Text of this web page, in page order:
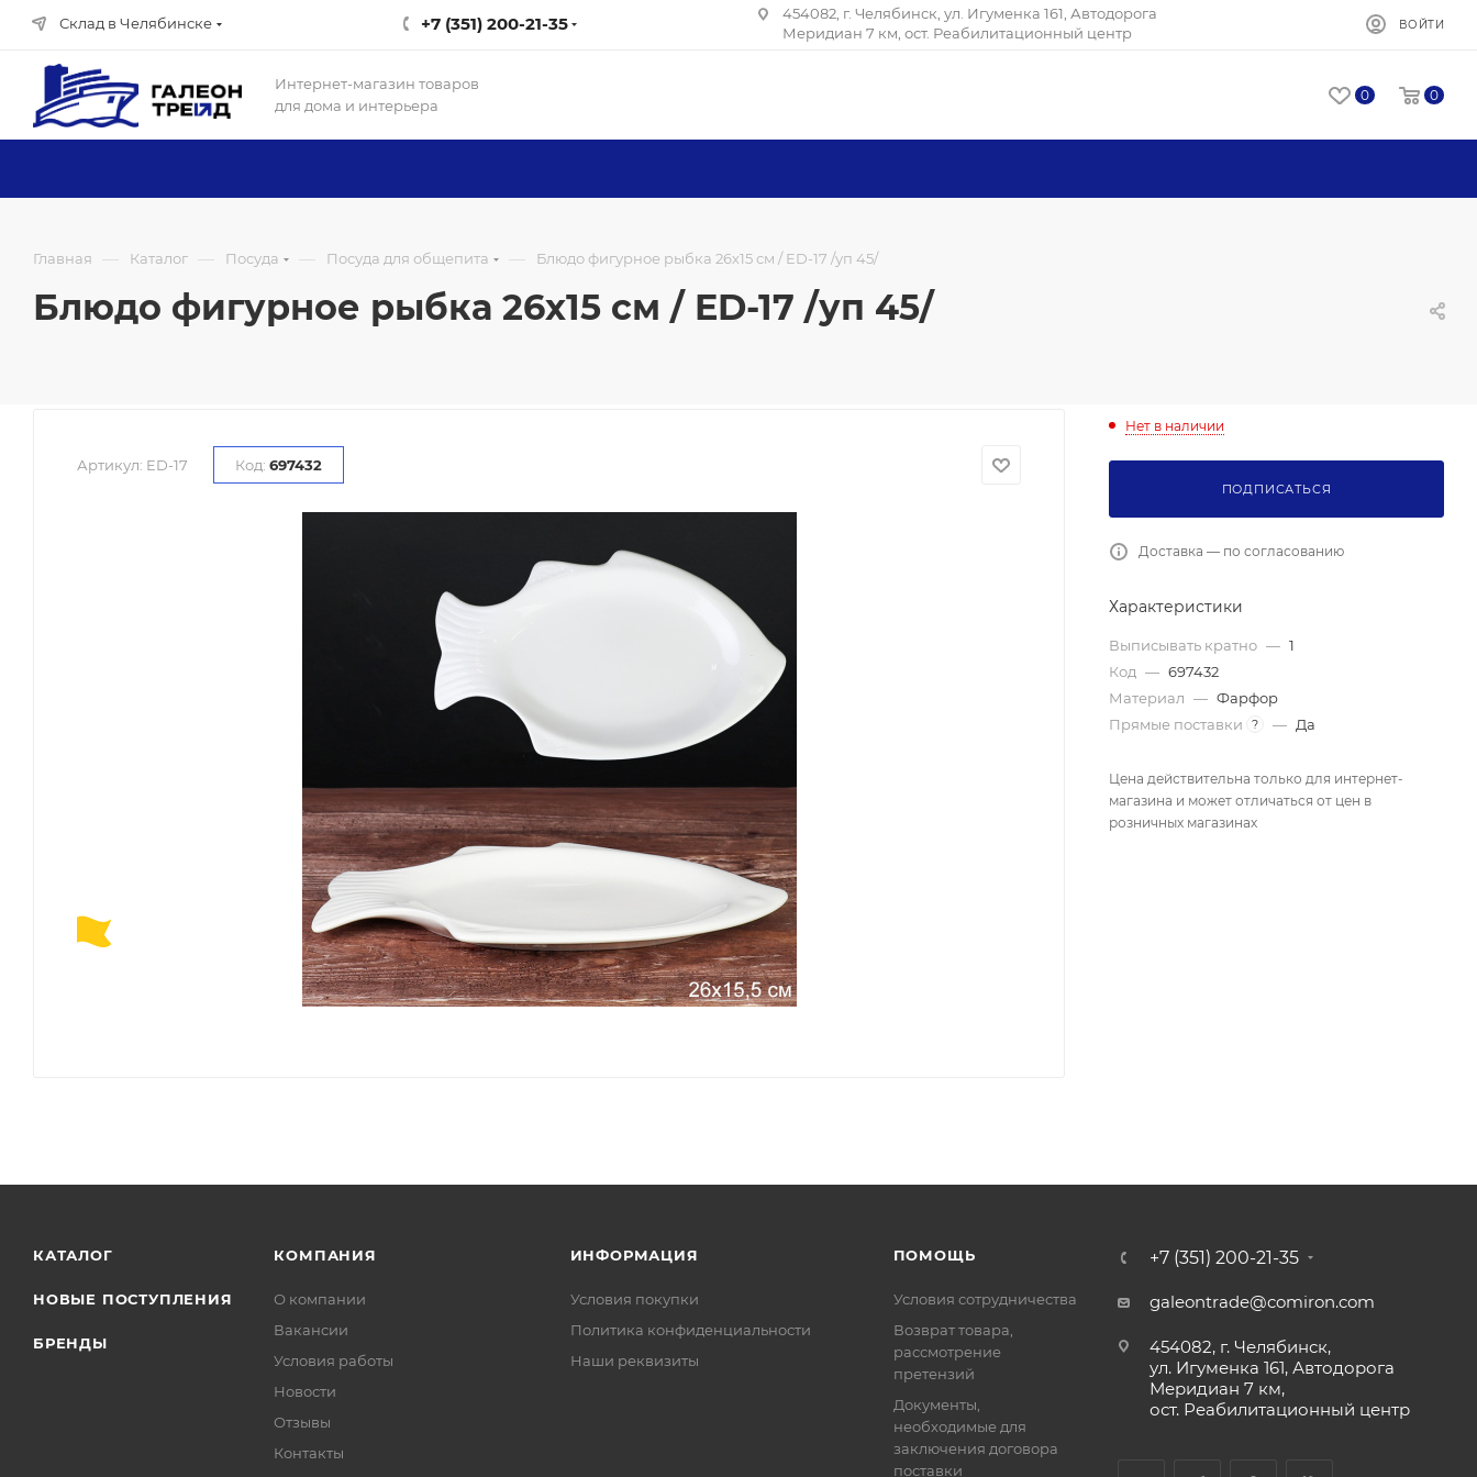
Склад в Челябинске +7 (351) 200-21-35
454082, г. Челябинск, ул. Игуменка 161, Автодорога
Меридиан 7 км, ост. Реабилитационный центр
ВОЙТИ
Интернет-магазин товаров
для дома и интерьера
0 0
Главная — Каталог — Посуда — Посуда для общепита — Блюдо фигурное рыбка 26х15 см / ED-17 /уп 45/
Блюдо фигурное рыбка 26х15 см / ED-17 /уп 45/
Артикул: ED-17 Код: 697432
Нет в наличии
ПОДПИСАТЬСЯ
Доставка — по согласованию
Характеристики
Выписывать кратно — 1
Код — 697432
Материал — Фарфор
Прямые поставки
? — Да
Цена действительна только для интернет-
магазина и может отличаться от цен в
розничных магазинах
КАТАЛОГ
НОВЫЕ ПОСТУПЛЕНИЯ
БРЕНДЫ
КОМПАНИЯ
О компании
Вакансии
Условия работы
Новости
Отзывы
Контакты
ИНФОРМАЦИЯ
Условия покупки
Политика конфиденциальности
Наши реквизиты
ПОМОЩЬ
Условия сотрудничества
Возврат товара,
рассмотрение
претензий
Документы,
необходимые для
заключения договора
поставки
+7 (351) 200-21-35
galeontrade@comiron.com
454082, г. Челябинск,
ул. Игуменка 161, Автодорога
Меридиан 7 км,
ост. Реабилитационный центр